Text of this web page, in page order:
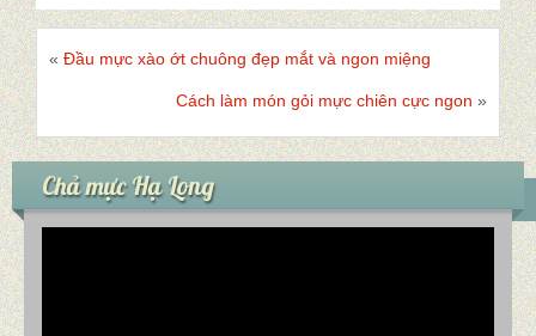
« Đầu mực xào ớt chuông đẹp mắt và ngon miệng
Cách làm món gỏi mực chiên cực ngon »
Chả mực Hạ Long